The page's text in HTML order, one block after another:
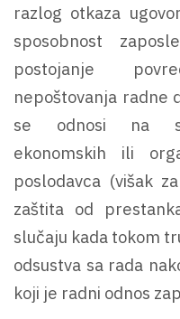
razlog otkaza
sposobnost
postojanje
nepoštovanja radne
se odnosi na
ekonomskih ili
poslodavca (višak
zaštita od
slučaju kada tokom
odsustva sa rada
koji je radni odnos